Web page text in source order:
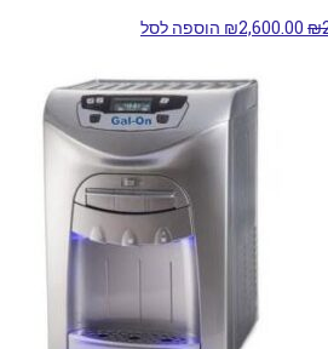
₪
₪2,600.00 הוספה לסל